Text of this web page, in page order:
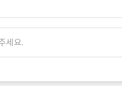
세요.